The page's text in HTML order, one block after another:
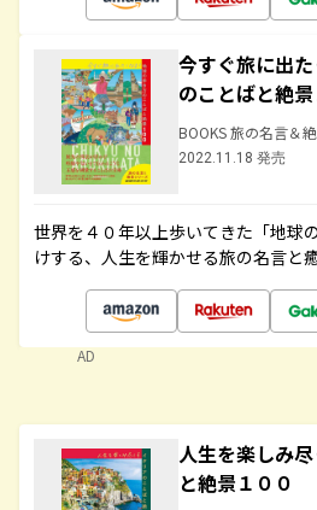
今すぐ旅に出
のことばと絶
BOOKS 旅の名言＆
2022.11.18 発売
世界を４０年以上歩いてきた「地球
けする、人生を輝かせる旅の名言と
AD
人生を楽しみ
と絶景１００